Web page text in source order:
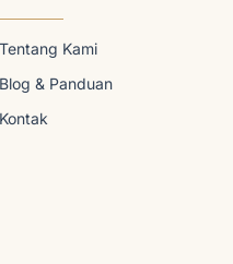
Tentang Kami
Blog & Panduan
Kontak